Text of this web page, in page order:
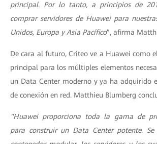
principal. Por lo tanto, a principios de
comprar servidores de Huawei para
Unidos, Europa y Asia Pacífico”, afirma
De cara al futuro, Criteo ve a Huawei como
principal para los múltiples elementos
un Data Center moderno y ya ha adquirido
de conexión en red. Matthieu Blumberg
"Huawei proporciona toda la gama de
para construir un Data Center potente.